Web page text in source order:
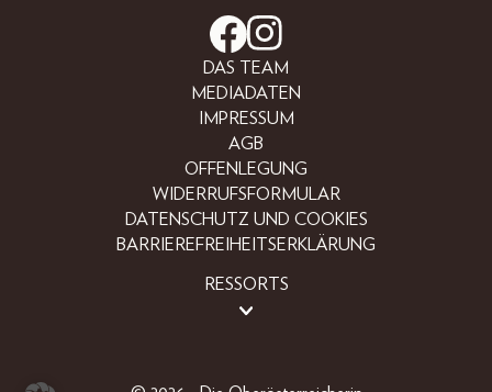
DAS TEAM
MEDIADATEN
IMPRESSUM
AGB
OFFENLEGUNG
WIDERRUFSFORMULAR
DATENSCHUTZ UND COOKIES
BARRIEREFREIHEITSERKLÄRUNG
RESSORTS